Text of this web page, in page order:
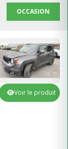
OCCASION
Voir le produit